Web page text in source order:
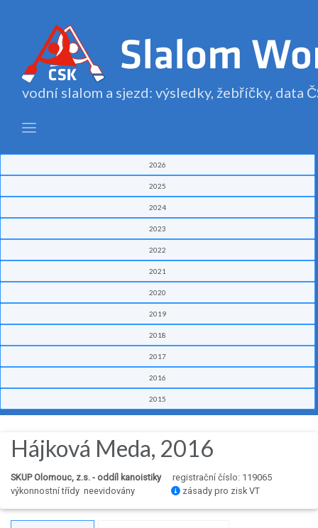
vodní slalom a sjezd: výsledky, žebříčky, data
2026
2025
2024
2023
2022
2021
2020
2019
2018
2017
2016
2015
Hájková Meda, 2016
SKUP Olomouc, z.s. - oddíl kanoistiky
registrační číslo: 119065
výkonnostní třídy neevidovány
zásady pro zisk VT